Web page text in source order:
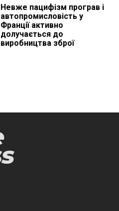
Невже пацифізм програв і
автопромисловість у
Франції активно
долучається до
виробництва зброї